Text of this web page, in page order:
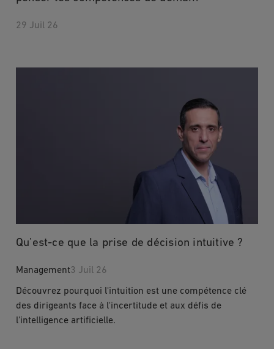
29 Juil 26
Qu’est-ce que la prise de décision intuitive ?
Management3 Juil 26
Découvrez pourquoi l'intuition est une compétence clé
des dirigeants face à l'incertitude et aux défis de
l'intelligence artificielle.